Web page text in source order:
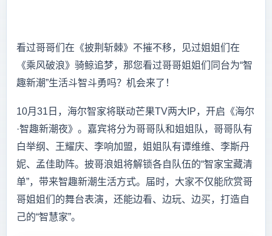
看过哥哥们在《披荆斩棘》不摧不移，见过姐姐们在
《乘风破浪》骑鲸追梦，那您看过哥哥姐姐们同台为“智
趣新潮”生活斗智斗勇吗？机会来了！
10月31日，海尔智家将联动芒果TV两大IP，开启《海尔
·智趣新潮夜》。嘉宾将分为哥哥队和姐姐队，哥哥队有
白举纲、王耀庆、李响加盟，姐姐队有谭维维、李斯丹
妮、孟佳助阵。披哥浪姐将解锁各自队伍的“智家宝藏清
单”，带来智趣新潮生活方式。届时，大家不仅能欣赏哥
哥姐姐们的舞台表演，还能边看、边玩、边买，打造自
己的“智慧家”。